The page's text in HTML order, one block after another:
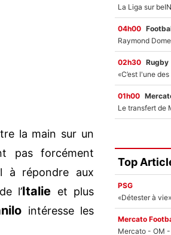
la main sur un
pas forcément
répondre aux
l’Italie et plus
intéresse les
04h00
02h30 Rugby
01h00
Top
PSG
Mercato